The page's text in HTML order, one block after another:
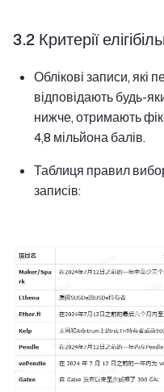
3.2 Критерії
Облікові записи, які
відповідають будь-
нижче, отримають
4,8 мільйона балів.
Таблиця правил
записів: